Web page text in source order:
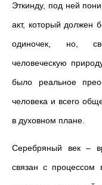
Эткинду, под ней
акт, который должен
одиночек, но,
человеческую
было реальное
человека и всего
в духовном плане.
Серебряный век –
связан с процессом